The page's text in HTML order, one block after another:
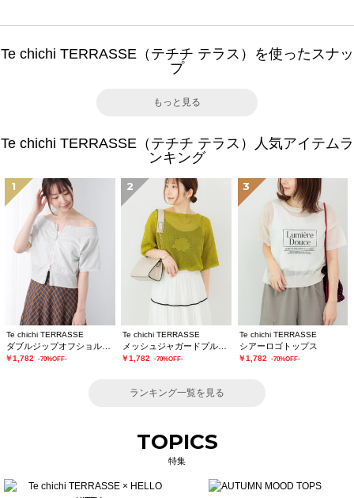
Te chichi TERRASSE（テチチ テラス）を使ったスナッ
プ
もっと見る
Te chichi TERRASSE（テチチ テラス）人気アイテムラ
ンキング
1
Te chichi TERRASSE
￥1,782 -70%OFF-
2
Te chichi TERRASSE
￥1,782 -70%OFF-
3
Te chichi TERRASSE
シアーロゴトップス
￥1,782 -70%OFF-
ランキング一覧を見る
TOPICS
特集